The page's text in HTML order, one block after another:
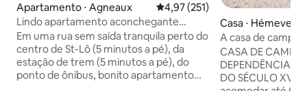
Apartamento ⋅ Agneaux 4,97 de uma avaliação média de
4,97 (251)
Lindo apartamento aconchegante
totalmente equipado
Em uma rua sem saída tranquila perto do
centro de St-Lô (5 minutos a pé), da
estação de trem (5 minutos a pé), do
ponto de ônibus, bonito apartamento
Casa ⋅ Hémevez
A casa de campo
castelo de
CASA DE CAMPO
DEPENDÊNCIAS
DO SÉCULO XVI